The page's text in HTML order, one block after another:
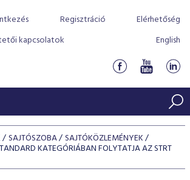
Regisztráció
Elérhetőség
kapcsolatok
English
SAJTÓSZOBA SAJTÓKÖZLEMÉNYEK
KATEGÓRIÁBAN FOLYTATJA AZ STRT